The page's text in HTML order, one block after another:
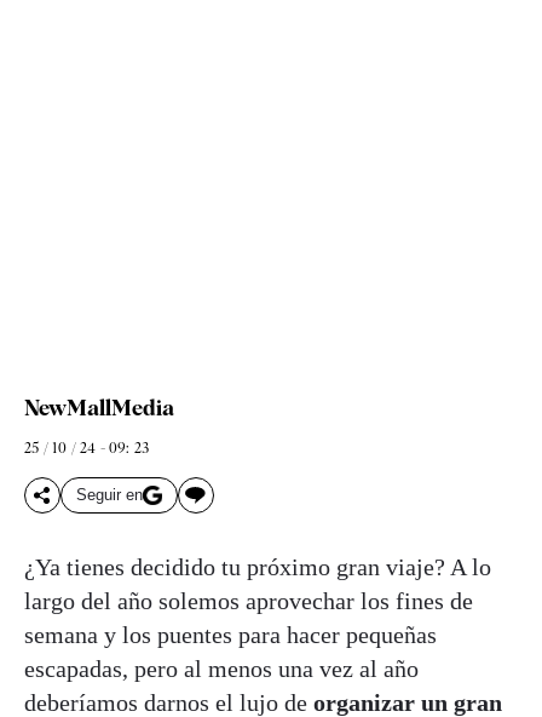
NewMallMedia
25 / 10 / 24 - 09: 23
Seguir en
¿Ya tienes decidido tu próximo gran viaje? A lo
largo del año solemos aprovechar los fines de
semana y los puentes para hacer pequeñas
escapadas, pero al menos una vez al año
deberíamos darnos el lujo de organizar un gran